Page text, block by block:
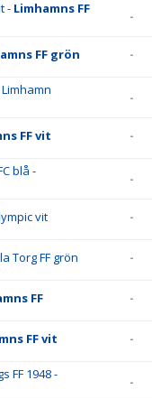
- Limhamns FF
-
FF grön -
Limhamn
-
FF vit -
blå -
-
vit -
Torg FF grön -
FF -
FF vit -
FF 1948 -
-